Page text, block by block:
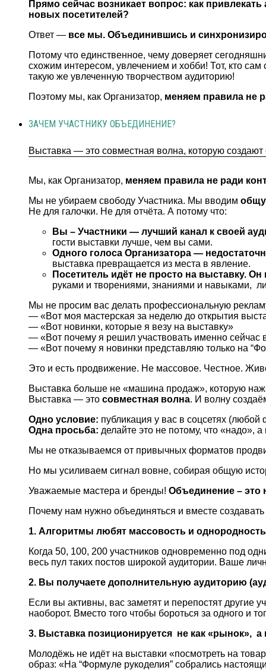
Прямо сейчас возникает вопрос: как
новых посетителей?
Ответ — все мы. Объединившись и
Потому что единственное, чему доверяет
схожим интересом, увлечением и хобби! Тот, кто
такую же увлеченную творчеством аудиторию!
Поэтому мы, как Организатор, меняем правила не
ЗАЧЕМ УЧАСТНИКУ ОБЪЕДИНЕНИЕ?
Выставка — это совместная волна, которую создают
Мы, как Организатор, меняем правила не ради
Мы не убираем свободу Участника. Мы вводим
Не для галочки. Не для отчёта. А потому что:
Вы – Участники — лучший канал к своей
гости выставки лучше, чем вы сами.
Одного голоса Организатора —
выставка превращается из места в явление.
Посетитель идёт не просто на выставку.
руками и творениями, знаниями и навыками,
Мы не просим вас делать профессиональную
— «Вот моя мастерская за неделю до открытия
— «Вот новинки, которые я везу на выставку»
— «Вот почему я решил участвовать именно сейчас
— «Вот почему я новинки представляю только на
Это и есть продвижение. Не массовое. Честное.
Выставка больше не «машина продаж», которую
Выставка — это совместная волна. И волну
Одно условие: публикация у вас в соцсетях
Одна просьба: делайте это не потому, что «надо»,
Мы не отказываемся от привычных форматов
Но мы усиливаем сигнал вовне, собирая общую
Уважаемые мастера и бренды! Объединение – это
Почему нам нужно объединяться и вместе
1. Алгоритмы любят массовость и
Когда 50, 100, 200 участников одновременно под
весь пул таких постов широкой аудитории. Ваше
2. Вы получаете дополнительную аудиторию
Если вы активны, вас заметят и перепостят другие
наоборот. Вместо того чтобы бороться за одного и
3. Выставка позиционируется не как «рынок», а
Молодёжь не идёт на выставки «посмотреть на
образ: «На “Формуле рукоделия” собрались